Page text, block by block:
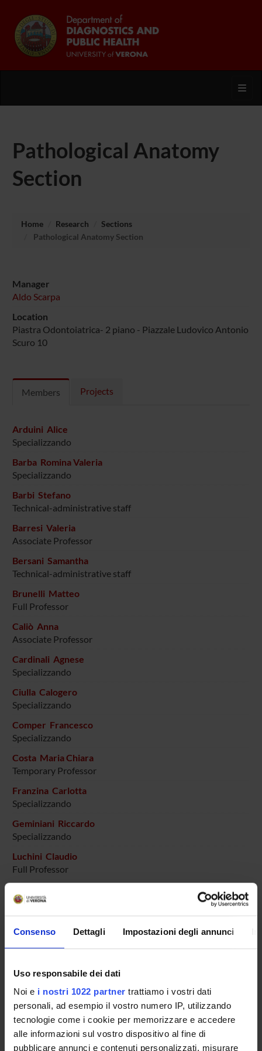
Consenso Dettagli Impostazioni degli annunci
Uso responsabile dei dati
Noi e i nostri 1022 partner trattiamo i vostri dati
personali, ad esempio il vostro numero IP, utilizzando
tecnologie come i cookie per memorizzare e accedere
alle informazioni sul vostro dispositivo al fine di
pubblicare annunci e contenuti personalizzati, misurare
Pathological Anatomy
Section
Home Research
Sections
Pathological Anatomy Section
Manager
Aldo Scarpa
Location
Piastra Odontoiatrica- 2 piano - Piazzale Ludovico Antonio
Scuro 10
Members Projects
Arduini Alice
Specializzando
Barba Romina Valeria
Specializzando
Barbi Stefano
Technical-administrative staff
Barresi Valeria
Associate Professor
Bersani Samantha
Technical-administrative staff
Brunelli Matteo
Full Professor
Caliò Anna
Associate Professor
Cardinali Agnese
Specializzando
Ciulla Calogero
Specializzando
Comper Francesco
Specializzando
Costa Maria Chiara
Temporary Professor
Franzina Carlotta
Specializzando
Geminiani Riccardo
Specializzando
Luchini Claudio
Full Professor
Martignoni Guido
Full Professor
Mattiolo Paola
Temporary Assistant Professor
Technical-administrative staff
Mulone Davide
Specializzando
Nottegar Alessia
Associate Professor